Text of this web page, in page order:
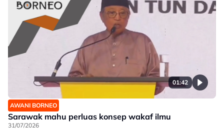
01:42
AWANI BORNEO
Sarawak mahu perluas konsep wakaf ilmu
31/07/2026